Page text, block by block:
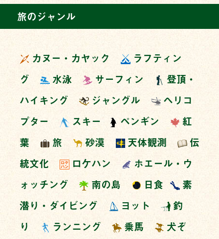
旅のジャンル
カヌー・カヤック
ラフティン
グ
水泳 サーフィン
登頂・
ハイキング
ジャングル
ヘリコ
プター
スキー ペンギン
紅
葉
旅 砂漠 天体観測
伝
統文化
ロケハン
ホエール・ウ
ォッチング
南の島 日食
素
潜り・ダイビング
ヨット
釣
り
ランニング 乗馬
犬ぞ